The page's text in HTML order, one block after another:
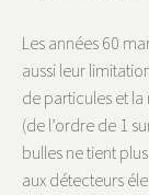
Les années 60
aussi leur
de particules et
(de l’ordre de 1
bulles ne tient
aux détecteurs